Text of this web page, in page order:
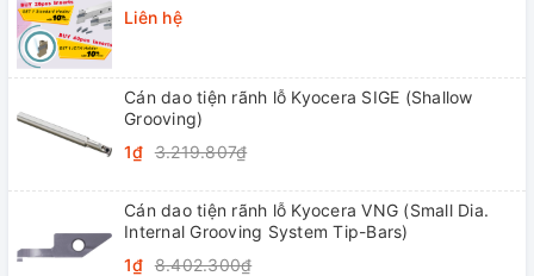
Liên hệ
Cán dao tiện rãnh lỗ Kyocera SIGE (Shallow
Grooving)
1₫ 3.219.807₫
Cán dao tiện rãnh lỗ Kyocera VNG (Small Dia.
Internal Grooving System Tip-Bars)
1₫ 8.402.300₫